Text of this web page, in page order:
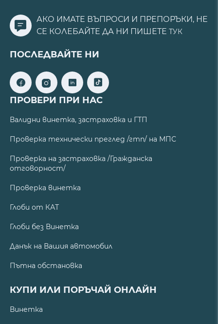
АКО ИМАТЕ ВЪПРОСИ И ПРЕПОРЪКИ, НЕ
СЕ КОЛЕБАЙТЕ ДА НИ ПИШЕТЕ ТУК
ПОСЛЕДВАЙТЕ НИ
ПРОВЕРИ ПРИ НАС
Валидни винетка, застраховка и ГТП
Проверка технически преглед /гтп/ на МПС
Проверка на застраховка /Гражданска
отговорност/
Проверка винетка
Глоби от КАТ
Глоби без Винетка
Данък на Вашия автомобил
Пътна обстановка
КУПИ ИЛИ ПОРЪЧАЙ ОНЛАЙН
Винетка